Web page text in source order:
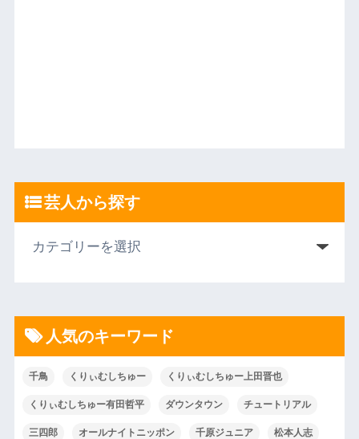
芸人から探す
人気のキーワード
千鳥 くりぃむしちゅー くりぃむしちゅー上田晋也
くりぃむしちゅー有田哲平 ダウンタウン チュートリアル
三四郎 オールナイトニッポン 千原ジュニア 松本人志